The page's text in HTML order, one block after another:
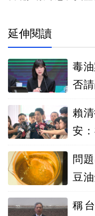
延伸閱讀
毒
否
賴
安
問
豆
稱